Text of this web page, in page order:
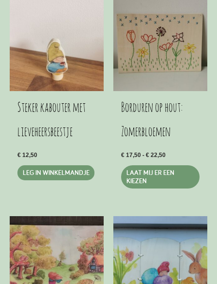
Steker kabouter met
lieveheersbeestje
€ 12,50
LEG IN WINKELMANDJE
Borduren op hout:
Zomerbloemen
€ 17,50 - € 22,50Prijsklasse:
tot
LAAT MIJ ER EEN
KIEZEN
Deze
optie
kan